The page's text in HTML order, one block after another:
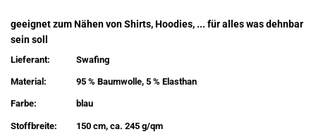
geeignet zum Nähen von Shirts, Hoodies, ... für alles was dehnbar
sein soll
Lieferant: Swafing
Material: 95 % Baumwolle, 5 % Elasthan
Farbe: blau
Stoffbreite: 150 cm, ca. 245 g/qm